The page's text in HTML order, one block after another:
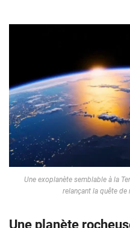
Une exoplanète semblable à la
relançant la quête
Une planète